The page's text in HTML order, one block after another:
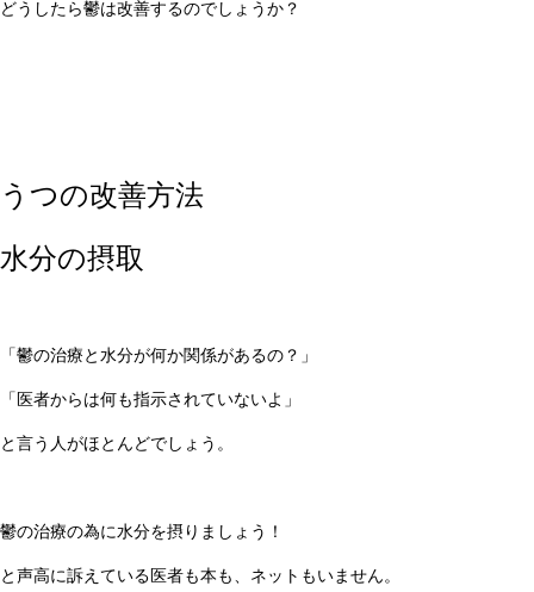
どうしたら鬱は改善するのでしょうか？
うつの改善方法
水分の摂取
「鬱の治療と水分が何か関係があるの？」
「医者からは何も指示されていないよ」
と言う人がほとんどでしょう。
鬱の治療の為に水分を摂りましょう！
と声高に訴えている医者も本も、ネットもいません。